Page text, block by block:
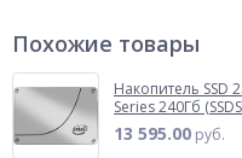
Похожие товары
Накопитель SSD
Series 240Гб
13 595.00 руб.